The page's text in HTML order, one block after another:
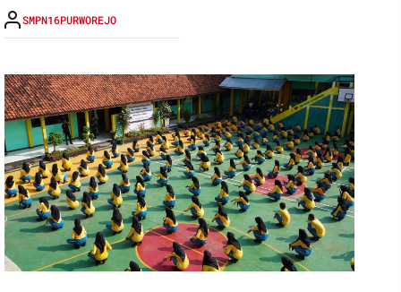
SMPN16PURWOREJO